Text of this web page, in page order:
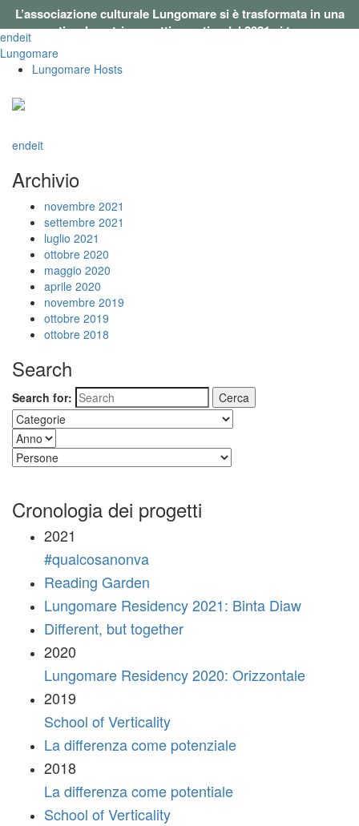
L’associazione culturale Lungomare si è trasformata in una
cooperativa. I nostri progetti a partire dal 2021 si trovano su
endeit
Lungomare
Lungomare Hosts
endeit
Archivio
novembre 2021
settembre 2021
luglio 2021
ottobre 2020
maggio 2020
aprile 2020
novembre 2019
ottobre 2019
ottobre 2018
Search
Search for:
Cronologia dei progetti
2021
#qualcosanonva
Reading Garden
Lungomare Residency 2021: Binta Diaw
Different, but together
2020
Lungomare Residency 2020: Orizzontale
2019
School of Verticality
La differenza come potenziale
2018
La differenza come potentiale
School of Verticality